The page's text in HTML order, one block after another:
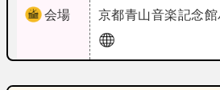
会場 京都青山音楽記念